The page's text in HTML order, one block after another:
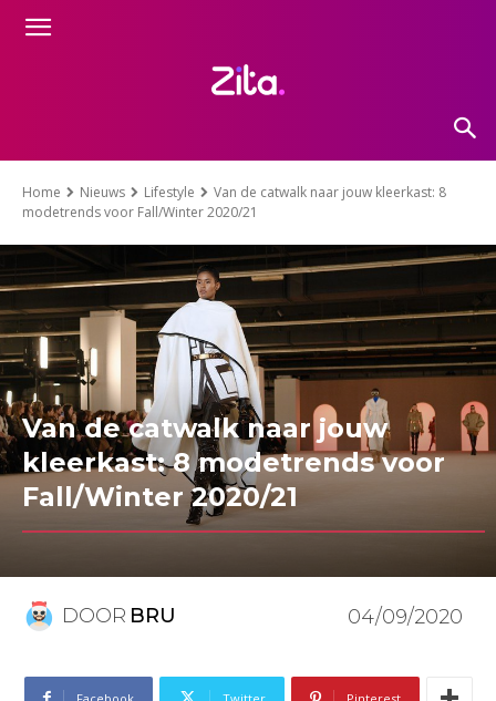
Home Nieuws Lifestyle
Van de catwalk naar jouw kleerkast: 8
modetrends voor Fall/Winter 2020/21
Van de catwalk naar jouw
kleerkast: 8 modetrends voor
Fall/Winter 2020/21
DOOR BRU 04/09/2020